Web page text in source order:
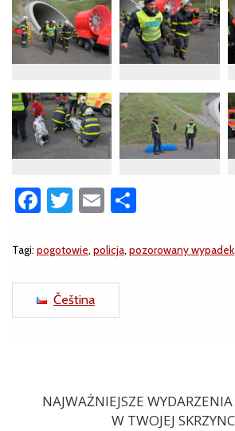
Facebook
Twitter
Email
Tagi: pogotowie, policja, pozorowany wypadek
Čeština
NAJWAŻNIEJSZE
W TWOJEJ